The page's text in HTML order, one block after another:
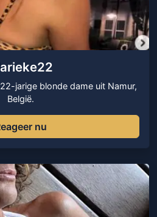
jarige blonde dame uit Namur,
België.
nu